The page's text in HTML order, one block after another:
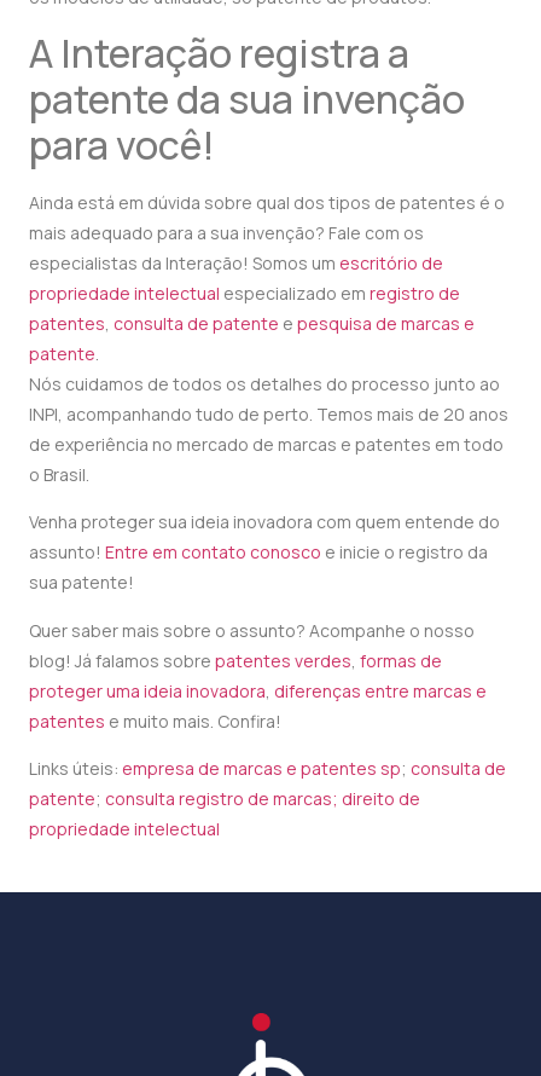
A Interação registra a
patente da sua invenção
para você!
Ainda está em dúvida sobre qual dos tipos de patentes é o
mais adequado para a sua invenção? Fale com os
especialistas da Interação! Somos um escritório de
propriedade intelectual especializado em registro de
patentes consulta de patente e pesquisa de marcas e
patente
Nós cuidamos de todos os detalhes do processo junto ao
INPI, acompanhando tudo de perto. Temos mais de 20 anos
de experiência no mercado de marcas e patentes em todo
o Brasil.
Venha proteger sua ideia inovadora com quem entende do
assunto! Entre em contato conosco e inicie o registro da
sua patente!
Quer saber mais sobre o assunto? Acompanhe o nosso
blog! Já falamos sobre patentes verdes formas de
proteger uma ideia inovadora diferenças entre marcas e
patentes e muito mais. Confira!
Links úteis: empresa de marcas e patentes sp; consulta de
patente; consulta registro de marcas; direito de
propriedade intelectual